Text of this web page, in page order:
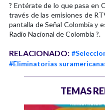
? Entérate de lo que pasa en
través de las emisiones de
pantalla de Señal Colombia y
Radio Nacional de Colombia ?.
RELACIONADO:
#Eliminatorias
TEMAS